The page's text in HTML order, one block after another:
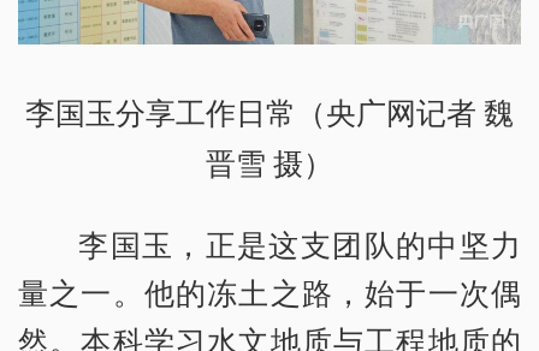
李国玉分享工作日常（央广网记者 魏
晋雪 摄）
李国玉，正是这支团队的中坚力
量之一。他的冻土之路，始于一次偶
然。本科学习水文地质与工程地质的